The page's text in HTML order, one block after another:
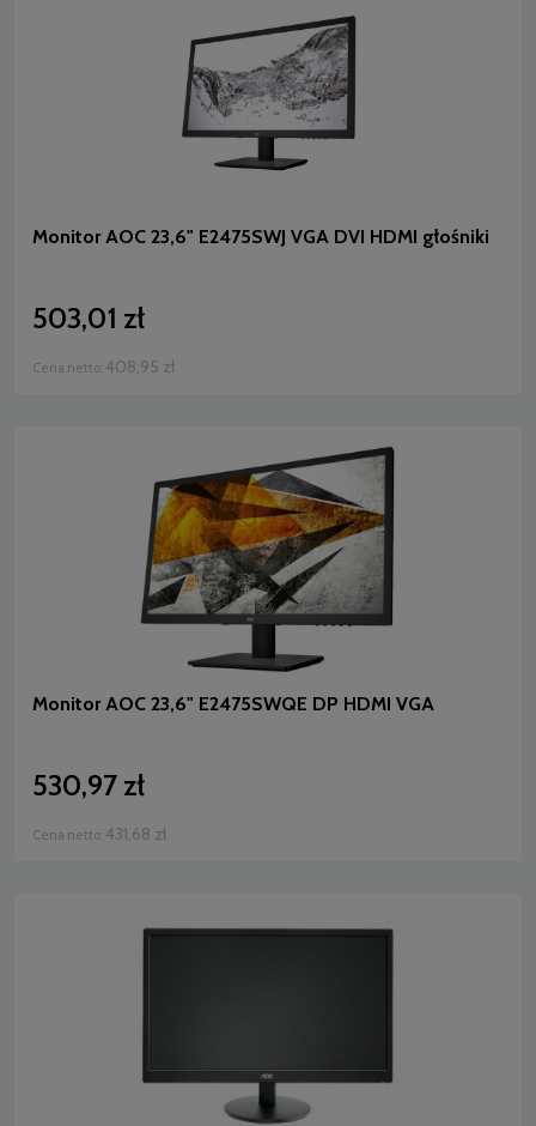
Monitor AOC 23,6" E2475SWJ VGA DVI HDMI głośniki
503,01 zł
Cena netto: 408,95 zł
Monitor AOC 23,6" E2475SWQE DP HDMI VGA
530,97 zł
Cena netto: 431,68 zł